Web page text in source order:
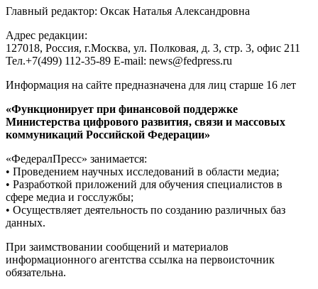
Главный редактор: Оксак Наталья Александровна
Адрес редакции:
127018, Россия, г.Москва, ул. Полковая, д. 3, стр. 3, офис 211
Тел.+7(499) 112-35-89 E-mail: news@fedpress.ru
Информация на сайте предназначена для лиц старше 16 лет
«Функционирует при финансовой поддержке
Министерства цифрового развития, связи и массовых
коммуникаций Российской Федерации»
«ФедералПресс» занимается:
• Проведением научных исследований в области медиа;
• Разработкой приложений для обучения специалистов в
сфере медиа и госслужбы;
• Осуществляет деятельность по созданию различных баз
данных.
При заимствовании сообщений и материалов
информационного агентства ссылка на первоисточник
обязательна.